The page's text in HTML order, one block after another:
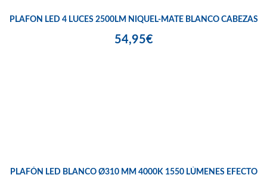
PLAFON LED 4 LUCES 2500LM NIQUEL-MATE BLANCO CABEZAS
54,95€
PLAFÓN LED BLANCO Ø310 MM 4000K 1550 LÚMENES EFECTO